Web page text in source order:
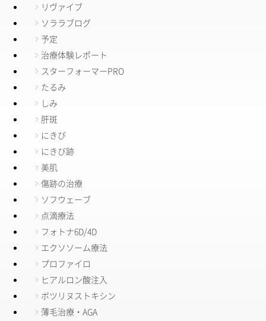
リヴァイブ
ソララブログ
予定
治療体験レポート
スターフォーマーPRO
たるみ
しみ
肝斑
にきび
にきび跡
美肌
傷跡の治療
ソフウェーブ
点滴療法
フォトナ6D/4D
エクソソーム療法
プロファイロ
ヒアルロン酸注入
ボツリヌストキシン
薄毛治療・AGA